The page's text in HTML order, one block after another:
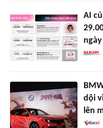
AI
ngày
dội
lên